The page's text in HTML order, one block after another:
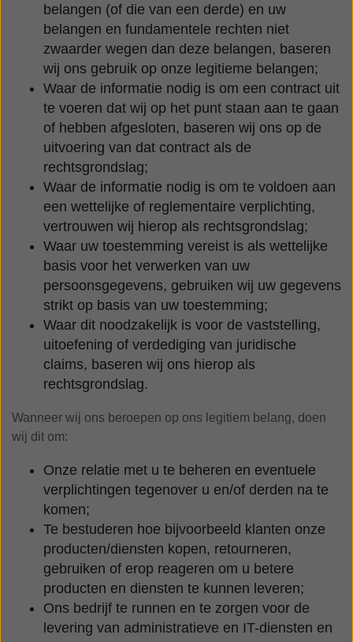
belangen (of die van een derde) en uw
belangen en fundamentele rechten niet
zwaarder wegen dan deze belangen, baseren
wij ons gebruik op onze legitieme belangen;
Waar de informatie nodig is om een contract uit
te voeren dat wij op het punt staan aan te gaan
of hebben afgesloten, baseren wij ons op de
uitvoering van dat contract als de
rechtsgrondslag;
Waar de informatie nodig is om te voldoen aan
een wettelijke of reglementaire verplichting,
vertrouwen wij hierop als rechtsgrondslag;
Waar uw toestemming vereist is als wettelijke
basis voor het verwerken van uw
persoonsgegevens, gebruiken wij uw gegevens
strikt op basis van uw toestemming;
Waar dit noodzakelijk is voor de vaststelling,
uitoefening of verdediging van juridische
claims, baseren wij ons hierop als
rechtsgrondslag.
Wanneer wij ons beroepen op ons legitiem belang, doen
wij dit om:
Onze relatie met u te beheren en eventuele
verplichtingen tegenover u en/of derden na te
komen;
Te bestuderen hoe bijvoorbeeld klanten onze
producten/diensten kopen, retourneren,
gebruiken of erop reageren om u betere
producten en diensten te kunnen leveren;
Ons bedrijf te runnen en te zorgen voor de
levering van administratieve en IT-diensten en